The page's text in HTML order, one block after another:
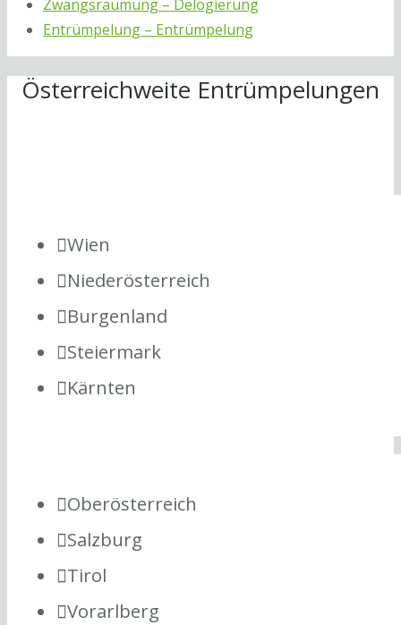
Zwangsräumung – Delogierung
Entrümpelung – Entrümpelung
Österreichweite Entrümpelungen
Wien
Niederösterreich
Burgenland
Steiermark
Kärnten
Oberösterreich
Salzburg
Tirol
Vorarlberg